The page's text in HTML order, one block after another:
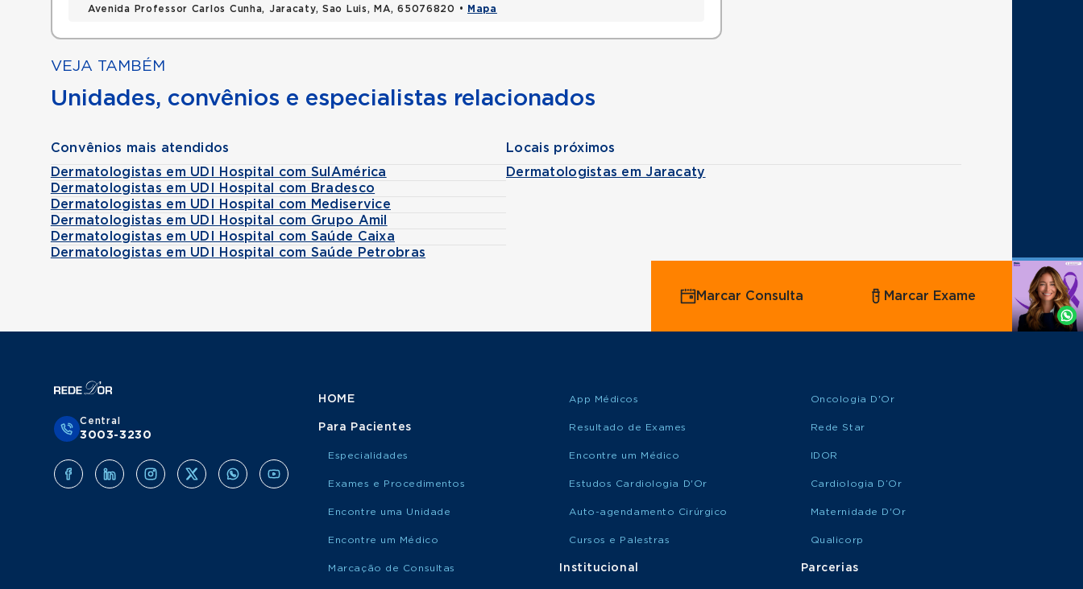
Avenida Professor Carlos Cunha, Jaracaty, Sao Luis, MA, 65076820 • Mapa
VEJA TAMBÉM
Unidades, convênios e especialistas relacionados
Convênios mais atendidos
Dermatologistas em UDI Hospital com SulAmérica
Dermatologistas em UDI Hospital com Bradesco
Dermatologistas em UDI Hospital com Mediservice
Dermatologistas em UDI Hospital com Grupo Amil
Dermatologistas em UDI Hospital com Saúde Caixa
Dermatologistas em UDI Hospital com Saúde Petrobras
Locais próximos
Dermatologistas em Jaracaty
Agende
Whatsapp
Marcar Consulta Marcar Exame
Central
3003-3230
HOME
Para Pacientes
Especialidades
Exames e Procedimentos
Encontre uma Unidade
Encontre um Médico
Marcação de Consultas
App Médicos
Resultado de Exames
Encontre um Médico
Estudos Cardiologia D'Or
Auto-agendamento Cirúrgico
Cursos e Palestras
Institucional
Oncologia D'Or
Rede Star
IDOR
Cardiologia D’Or
Maternidade D'Or
Qualicorp
Parcerias